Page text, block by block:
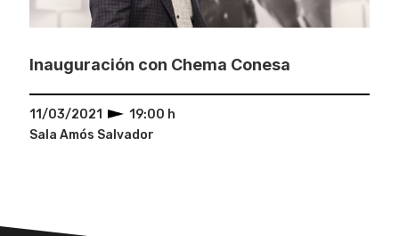
Inauguración con Chema Conesa
11/03/2021
19:00 h
Sala Amós Salvador